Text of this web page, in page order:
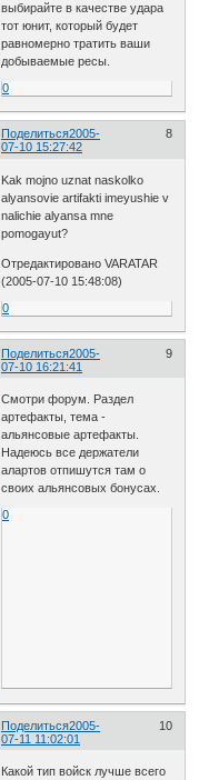
выбирайте в качестве удара
тот юнит, который будет
равномерно тратить ваши
добываемые ресы.
0
Поделиться 8
2005-
07-10 15:27:42
Kak mojno uznat naskolko
alyansovie artifakti imeyushie v
nalichie alyansa mne
pomogayut?
Отредактировано VARATAR
(2005-07-10 15:48:08)
0
Поделиться 9
2005-
07-10 16:21:41
Смотри форум. Раздел
артефакты, тема -
альянсовые артефакты.
Надеюсь все держатели
алартов отпишутся там о
своих альянсовых бонусах.
0
Поделиться 10
2005-
07-11 11:02:01
Какой тип войск лучше всего